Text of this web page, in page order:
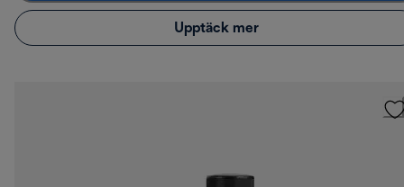
Upptäck mer